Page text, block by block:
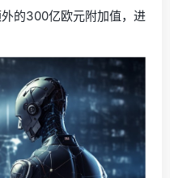
的300亿欧元附加值，进